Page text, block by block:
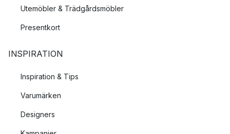
Utemöbler & Trädgårdsmöbler
Presentkort
INSPIRATION
Inspiration & Tips
Varumärken
Designers